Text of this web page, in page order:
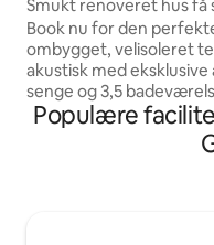
Smukt renoveret hus få
stranden og Dinard
Book nu for den perfekte
ombygget, velisoleret
akustisk med eksklusive
senge og 3,5
- 5 senge (1 kingsize-
senge/2 enkeltsenge),
Populære